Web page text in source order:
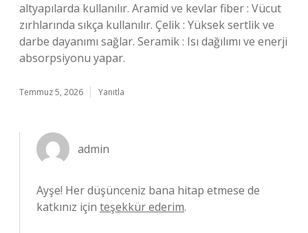
altyapılarda kullanılır. Aramid ve kevlar fiber : Vücut
zırhlarında sıkça kullanılır. Çelik : Yüksek sertlik ve
darbe dayanımı sağlar. Seramik : Isı dağılımı ve enerji
absorpsiyonu yapar.
Temmuz 5, 2026 Yanıtla
admin
Ayşe! Her düşünceniz bana hitap etmese de
katkınız için teşekkür ederim.